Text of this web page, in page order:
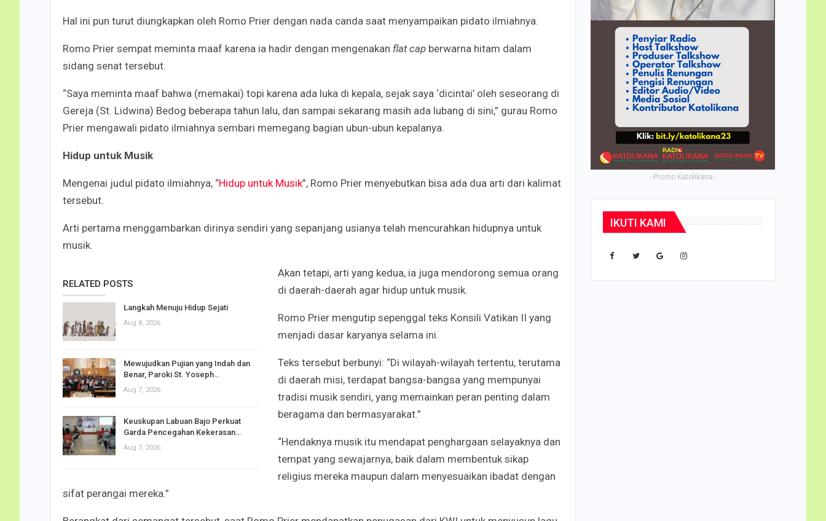
Hal ini pun turut diungkapkan oleh Romo Prier dengan nada canda saat menyampaikan pidato ilmiahnya.
Romo Prier sempat meminta maaf karena ia hadir dengan mengenakan flat cap berwarna hitam dalam
sidang senat tersebut.
“Saya meminta maaf bahwa (memakai) topi karena ada luka di kepala, sejak saya ‘dicintai’ oleh seseorang di
Gereja (St. Lidwina) Bedog beberapa tahun lalu, dan sampai sekarang masih ada lubang di sini,” gurau Romo
Prier mengawali pidato ilmiahnya sembari memegang bagian ubun-ubun kepalanya.
Hidup untuk Musik
Mengenai judul pidato ilmiahnya, “Hidup untuk Musik”, Romo Prier menyebutkan bisa ada dua arti dari kalimat
tersebut.
Arti pertama menggambarkan dirinya sendiri yang sepanjang usianya telah mencurahkan hidupnya untuk
musik.
RELATED POSTS
Langkah Menuju Hidup Sejati
Aug 8, 2026
Mewujudkan Pujian yang Indah dan
Benar, Paroki St. Yoseph…
Aug 7, 2026
Keuskupan Labuan Bajo Perkuat
Garda Pencegahan Kekerasan…
Aug 7, 2026
Akan tetapi, arti yang kedua, ia juga mendorong semua orang
di daerah-daerah agar hidup untuk musik.
Romo Prier mengutip sepenggal teks Konsili Vatikan II yang
menjadi dasar karyanya selama ini.
Teks tersebut berbunyi: “Di wilayah-wilayah tertentu, terutama
di daerah misi, terdapat bangsa-bangsa yang mempunyai
tradisi musik sendiri, yang memainkan peran penting dalam
beragama dan bermasyarakat.”
“Hendaknya musik itu mendapat penghargaan selayaknya dan
tempat yang sewajarnya, baik dalam membentuk sikap
religius mereka maupun dalam menyesuaikan ibadat dengan
sifat perangai mereka.”
- Promo Katolikana -
IKUTI KAMI